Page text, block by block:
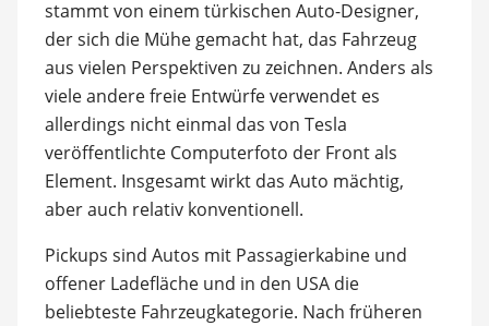
stammt von einem türkischen Auto-Designer,
der sich die Mühe gemacht hat, das Fahrzeug
aus vielen Perspektiven zu zeichnen. Anders als
viele andere freie Entwürfe verwendet es
allerdings nicht einmal das von Tesla
veröffentlichte Computerfoto der Front als
Element. Insgesamt wirkt das Auto mächtig,
aber auch relativ konventionell.
Pickups sind Autos mit Passagierkabine und
offener Ladefläche und in den USA die
beliebteste Fahrzeugkategorie. Nach früheren